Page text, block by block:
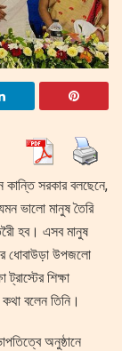
কান্তি সরকার বলছেনে,
ভালো মানুষ তৈরি
হব। এসব মানুষ
ধোবাউড়া উপজলো
শিক্ষা
বলেন তিনি।
অনুষ্ঠানে